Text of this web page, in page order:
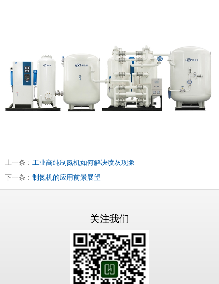
上一条： 工业高纯制氮机如何解决喷灰现象
下一条： 制氮机的应用前景展望
关注我们